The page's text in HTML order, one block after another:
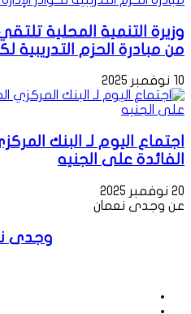
وزيرة التنمية المحلية
من مبادرة الحزم التدريبية
10 نوفمبر 2025
اجتماع اليوم لـ البنك
الفائدة على الجنيه
20 نوفمبر 2025
عن وجدى نعمان
وجدى